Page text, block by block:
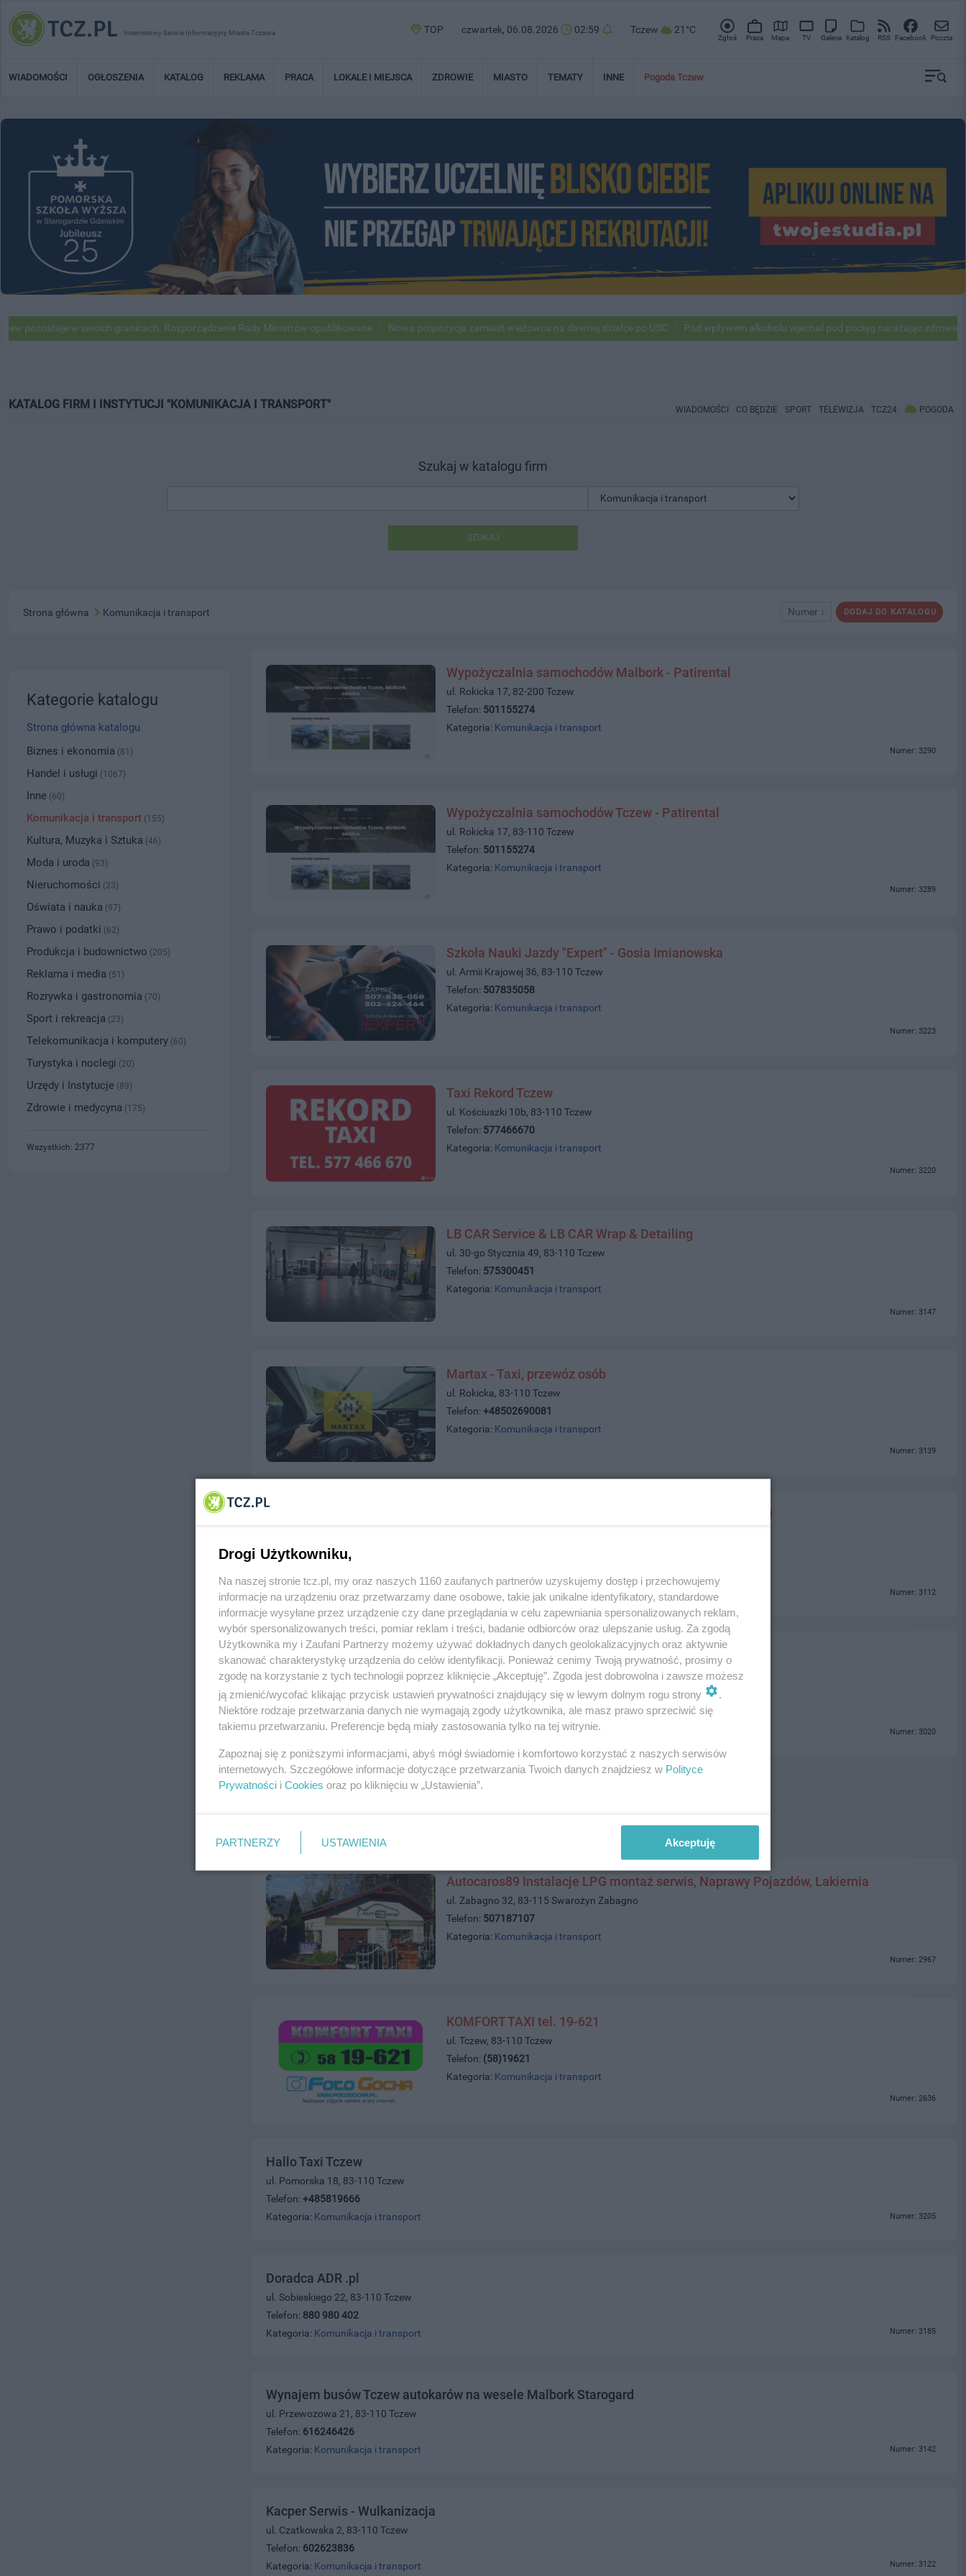
Internetowy Serwis Informacyjny Miasta Tczewa TOP czwartek, 06.08.2026 02:59 Tczew 21°C
Zgłoś Praca Mapa TV Galeria Katalog RSS Facebook Poczta
WIADOMOŚCI OGŁOSZENIA KATALOG REKLAMA PRACA LOKALE I MIEJSCA ZDROWIE MIASTO TEMATY INNE Pogoda Tczew
w swoich granicach. Rozporządzenie Rady Ministrów opublikowane Nowa propozycja zamiast wieżowca na dawnej działce po USC Pod wpływem alkoholu wjechał pod pociąg narażając zdrowie i życie ok
KATALOG FIRM I INSTYTUCJI "KOMUNIKACJA I TRANSPORT" WIADOMOŚCI CO BĘDZIE SPORT TELEWIZJA TCZ24 POGODA
Szukaj w katalogu firm
SZUKAJ
DODAJ DO KATALOGU
Numer ↓
Strona główna Komunikacja i transport
Wypożyczalnia samochodów Malbork - Patirental
ul. Rokicka 17, 82-200 Tczew
Telefon: 501155274
Kategoria: Komunikacja i transport
Numer: 3290
Wypożyczalnia samochodów Tczew - Patirental
ul. Rokicka 17, 83-110 Tczew
Telefon: 501155274
Kategoria: Komunikacja i transport
Numer: 3289
Szkoła Nauki Jazdy "Expert" - Gosia Imianowska
ul. Armii Krajowej 36, 83-110 Tczew
Telefon: 507835058
Kategoria: Komunikacja i transport
Numer: 3223
Taxi Rekord Tczew
ul. Kościuszki 10b, 83-110 Tczew
Telefon: 577466670
Kategoria: Komunikacja i transport
Numer: 3220
LB CAR Service & LB CAR Wrap & Detailing
ul. 30-go Stycznia 49, 83-110 Tczew
Telefon: 575300451
Kategoria: Komunikacja i transport
Numer: 3147
Martax - Taxi, przewóz osób
ul. Rokicka, 83-110 Tczew
Telefon:+48502690081
Kategoria: Komunikacja i transport
Numer: 3139
PERFEKTHOL POMOC DROGOWA 24H Mateusz Stoliński
Numer: 3112
Okręgowa Stacja Kontroli Pojazdów GTC/014
ul. Zajączkowo 43, 83-110 Tczew
Telefon:530500635
Kategoria:Komunikacja i transport
Numer: 3020
Autocaros89 Instalacje LPG montaż serwis, Naprawy Pojazdów, Lakiernia
ul. Zabagno 32, 83-115 Swarożyn Zabagno
Telefon: 507187107
Kategoria: Komunikacja i transport
Numer: 2967
KOMFORT TAXI tel. 19-621
ul. Tczew, 83-110 Tczew
Telefon: (58)19621
Kategoria: Komunikacja i transport
Numer: 2636
Hallo Taxi Tczew
ul. Pomorska 18, 83-110 Tczew
Telefon: +485819666
Kategoria: Komunikacja i transport Numer: 3205
Doradca ADR .pl
ul. Sobieskiego 22, 83-110 Tczew
Telefon: 880 980 402
Kategoria: Komunikacja i transport Numer: 3185
Wynajem busów Tczew autokarów na wesele Malbork Starogard
ul. Przewozowa 21, 83-110 Tczew
Telefon: 616246426
Kategoria: Komunikacja i transport Numer: 3142
Kacper Serwis - Wulkanizacja
ul. Czatkowska 2, 83-110 Tczew
Telefon: 602623836
Kategoria: Komunikacja i transport Numer: 3122
Kategorie katalogu
Strona główna katalogu
Biznes i ekonomia (81)
Handel i usługi (1067)
Inne (60)
Komunikacja i transport (155)
Kultura, Muzyka i Sztuka (46)
Moda i uroda (93)
Nieruchomości (23)
Oświata i nauka (97)
Prawo i podatki (62)
Produkcja i budownictwo (205)
Reklama i media (51)
Rozrywka i gastronomia (70)
Sport i rekreacja (23)
Telekomunikacja i komputery (60)
Turystyka i noclegi (20)
Urzędy i Instytucje (89)
Zdrowie i medycyna (175)
Wszystkich: 2377
Drogi Użytkowniku,
Na naszej stronie tcz.pl, my oraz naszych 1160 zaufanych partnerów uzyskujemy dostęp i przechowujemy
informacje na urządzeniu oraz przetwarzamy dane osobowe, takie jak unikalne identyfikatory, standardowe
informacje wysyłane przez urządzenie czy dane przeglądania w celu zapewniania spersonalizowanych reklam,
wybór spersonalizowanych treści, pomiar reklam i treści, badanie odbiorców oraz ulepszanie usług. Za zgodą
Użytkownika my i Zaufani Partnerzy możemy używać dokładnych danych geolokalizacyjnych oraz aktywnie
skanować charakterystykę urządzenia do celów identyfikacji. Ponieważ cenimy Twoją prywatność, prosimy o
zgodę na korzystanie z tych technologii poprzez kliknięcie „Akceptuję”. Zgoda jest dobrowolna i zawsze możesz
ją zmienić/wycofać klikając przycisk ustawień prywatności znajdujący się w lewym dolnym rogu strony
.
Niektóre rodzaje przetwarzania danych nie wymagają zgody użytkownika, ale masz prawo sprzeciwić się
takiemu przetwarzaniu. Preferencje będą miały zastosowania tylko na tej witrynie.
Zapoznaj się z poniższymi informacjami, abyś mógł świadomie i komfortowo korzystać z naszych serwisów
internetowych. Szczegółowe informacje dotyczące przetwarzania Twoich danych znajdziesz w Polityce
Prywatności i Cookies oraz po kliknięciu w „Ustawienia”.
PARTNERZY USTAWIENIA Akceptuję